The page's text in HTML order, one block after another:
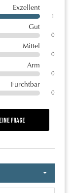
Exzellent
1
Gut
0
Mittel
0
Arm
0
Furchtbar
0
Frage